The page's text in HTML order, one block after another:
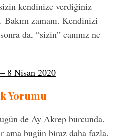
kendinize verdiğiniz
zamanı. Kendinizi
da, “sizin” canınız ne
8 Nisan 2020
Yorumu
de Ay Akrep burcunda.
bugün biraz daha fazla.